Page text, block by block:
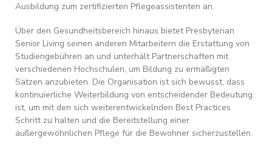
Ausbildung zum zertifizierten Pflegeassistenten an.
Über den Gesundheitsbereich hinaus bietet Presbyterian
Senior Living seinen anderen Mitarbeitern die Erstattung von
Studiengebühren an und unterhält Partnerschaften mit
verschiedenen Hochschulen, um Bildung zu ermäßigten
Sätzen anzubieten. Die Organisation ist sich bewusst, dass
kontinuierliche Weiterbildung von entscheidender Bedeutung
ist, um mit den sich weiterentwickelnden Best Practices
Schritt zu halten und die Bereitstellung einer
außergewöhnlichen Pflege für die Bewohner sicherzustellen.